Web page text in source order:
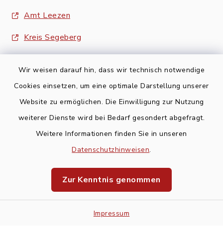
Wir weisen darauf hin, dass wir technisch notwendige
Cookies einsetzen, um eine optimale Darstellung unserer
Website zu ermöglichen. Die Einwilligung zur Nutzung
weiterer Dienste wird bei Bedarf gesondert abgefragt.
Weitere Informationen finden Sie in unseren
Datenschutzhinweisen.
Zur Kenntnis genommen
Impressum
Amt Leezen
Kreis Segeberg
Barrierefreiheit
Impressum
Sitemap